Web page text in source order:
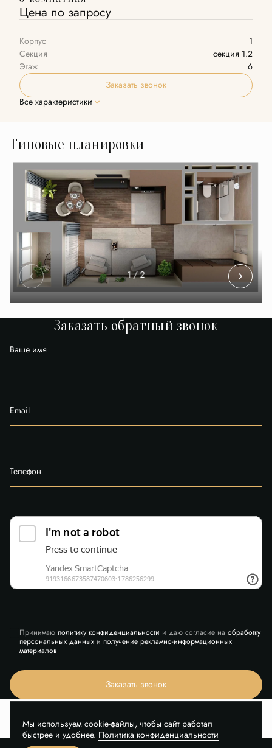
Цена по запросу
Корпус
1
Секция
секция 1.2
Этаж
6
Заказать звонок
Все характеристики
Типовые планировки
1 / 2
Заказать обратный звонок
Ваше имя
Email
Телефон
Принимаю политику конфиденциальности и даю согласие на обработку
персональных данныхи получение рекламно-информационных
материалов
Заказать звонок
Мы используем cookie-файлы, чтобы сайт работал
быстрее и удобнее. Политика конфиденциальности